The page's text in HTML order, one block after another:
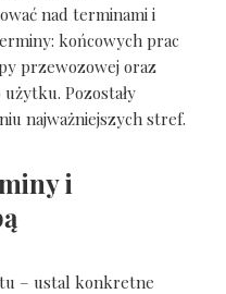
nad terminami i
końcowych prac
przewozowej oraz
Pozostały
najważniejszych stref.
i
– ustal konkretne